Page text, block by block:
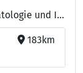
Ärzte: Olav Heringer, Facharzt für Hämatologie und Internistische Onkologie - Dr. med. Markus Klein, Facharzt für Hämatologie und Internistische Onkologie
183km